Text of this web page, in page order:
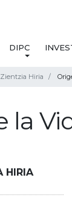
DIPC
Hiria
la
HIRIA